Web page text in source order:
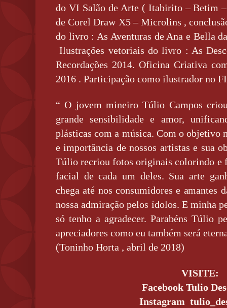
do VI Salão de Arte ( Itabirito – Betim
de Corel Draw X5 – Microlins ,
do livro : As Aventuras de Ana e Bella
Ilustrações vetoriais do livro : As
Recordações 2014. Oficina Criativa
2016 . Participação como ilustrador no
“ O jovem mineiro Túlio Campos
grande sensibilidade e amor,
plásticas com a música. Com o objetivo
e importância de nossos artistas e sua
Túlio recriou fotos originais colorindo e
facial de cada um deles. Sua arte
chega até nos consumidores e amantes
nossa admiração pelos ídolos. E minha
só tenho a agradecer. Parabéns Túlio
apreciadores como eu também será
(Toninho Horta , abril de 2018)
VISITE:
Facebook Tulio
Instagram